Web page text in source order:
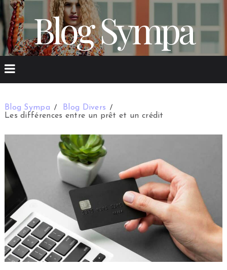
Blog Sympa
Blog Sympa
Blog Divers
Les différences entre un prêt et un crédit